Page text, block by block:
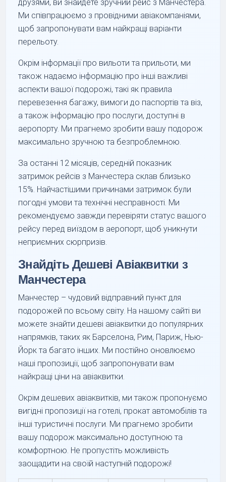
друзями, ви знайдете зручний рейс з Манчестера.
Ми співпрацюємо з провідними авіакомпаніями,
щоб запропонувати вам найкращі варіанти
перельоту.
Окрім інформації про вильоти та прильоти, ми
також надаємо інформацію про інші важливі
аспекти вашої подорожі, такі як правила
перевезення багажу, вимоги до паспортів та віз,
а також інформацію про послуги, доступні в
аеропорту. Ми прагнемо зробити вашу подорож
максимально зручною та безпроблемною.
За останні 12 місяців, середній показник
затримок рейсів з Манчестера склав близько
15%. Найчастішими причинами затримок були
погодні умови та технічні несправності. Ми
рекомендуємо завжди перевіряти статус вашого
рейсу перед виїздом в аеропорт, щоб уникнути
неприємних сюрпризів.
Знайдіть Дешеві Авіаквитки з
Манчестера
Манчестер – чудовий відправний пункт для
подорожей по всьому світу. На нашому сайті ви
можете знайти дешеві авіаквитки до популярних
напрямків, таких як Барселона, Рим, Париж, Нью-
Йорк та багато інших. Ми постійно оновлюємо
наші пропозиції, щоб запропонувати вам
найкращі ціни на авіаквитки.
Окрім дешевих авіаквитків, ми також пропонуємо
вигідні пропозиції на готелі, прокат автомобілів та
інші туристичні послуги. Ми прагнемо зробити
вашу подорож максимально доступною та
комфортною. Не пропустіть можливість
заощадити на своїй наступній подорожі!